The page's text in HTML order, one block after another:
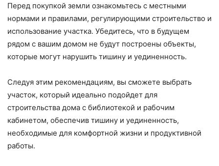
Перед покупкой земли ознакомьтесь с местными
нормами и правилами, регулирующими строительство и
использование участка. Убедитесь, что в будущем
рядом с вашим домом не будут построены объекты,
которые могут нарушить тишину и уединенность.
Следуя этим рекомендациям, вы сможете выбрать
участок, который идеально подойдет для
строительства дома с библиотекой и рабочим
кабинетом, обеспечив тишину и уединенность,
необходимые для комфортной жизни и продуктивной
работы.